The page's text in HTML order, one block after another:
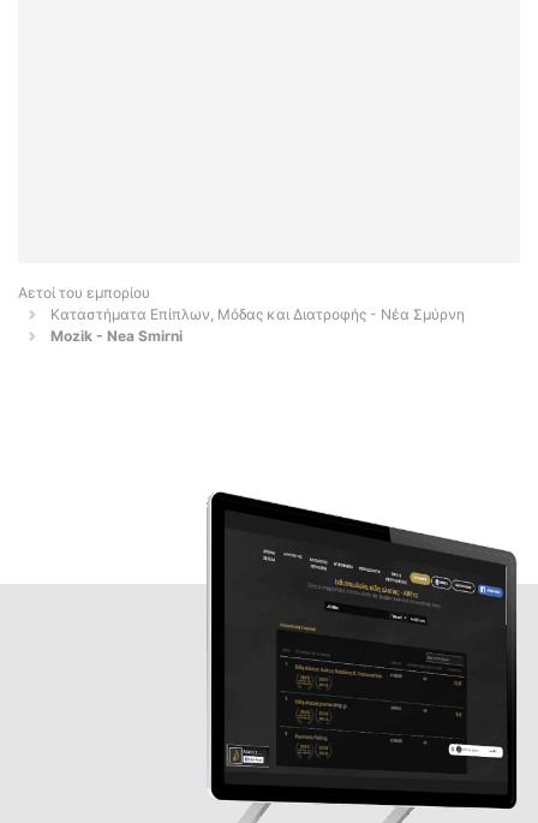
Αετοί του εμπορίου
Καταστήματα Επίπλων, Μόδας και Διατροφής - Νέα Σμύρνη
Mozik - Nea Smirni